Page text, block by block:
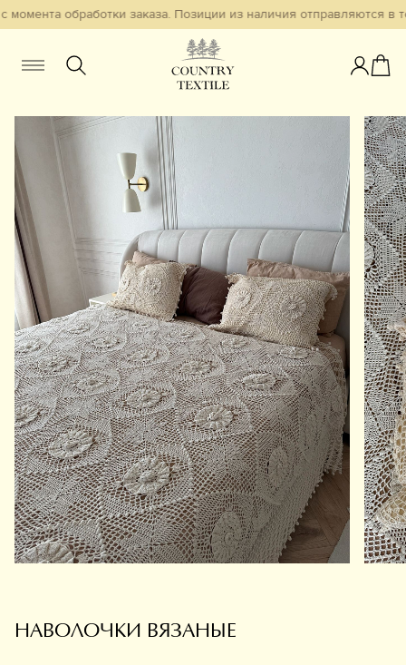
обработки заказа. Позиции из наличия отправляются в
ЖенщинамМужчинамДетям
Смотреть всё Избранное
Новинки
В наличии
Бестселлеры
Одежда
Обувь
Аксессуары
Украшения
Информация
НАВОЛОЧКИ ВЯЗАНЫЕ